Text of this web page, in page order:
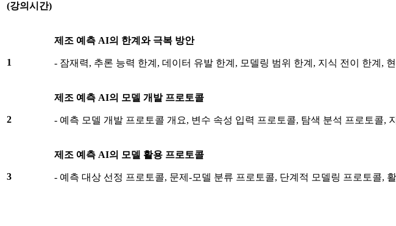
(강의시간)
1
제조 예측 AI의 한계와 극복 방안
- 잠재력, 추론 능력 한계, 데이터 유발 한계, 모델링 범위 한계, 지식 전이 한계,
2
제조 예측 AI의 모델 개발 프로토콜
- 예측 모델 개발 프로토콜 개요, 변수 속성 입력 프로토콜, 탐색 분석 프로토콜,
3
제조 예측 AI의 모델 활용 프로토콜
- 예측 대상 선정 프로토콜, 문제-모델 분류 프로토콜, 단계적 모델링 프로토콜,